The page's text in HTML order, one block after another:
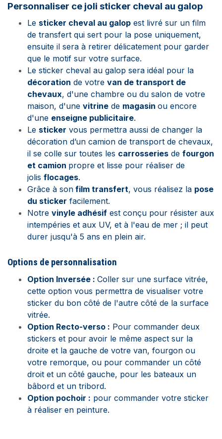
Personnaliser ce joli sticker cheval au galop
Le sticker cheval au galop est livré sur un film
de transfert qui sert pour la pose uniquement,
ensuite il sera à retirer délicatement pour garder
que le motif sur votre surface.
Le sticker cheval au galop sera idéal pour la
décoration de votre van de transport de
chevaux, d'une chambre ou du salon de votre
maison, d'une vitrine de magasin ou encore
d'une enseigne publicitaire.
Le sticker vous permettra aussi de changer la
décoration d’un camion de transport de chevaux,
il se colle sur toutes les carrosseries de fourgon
et camion propre et lisse pour réaliser de
jolis flocages.
Grâce à son film transfert, vous réalisez la pose
du sticker facilement.
Notre vinyle adhésif est conçu pour résister aux
intempéries et aux UV, et à l'eau de mer ; il peut
durer jusqu'à 5 ans en plein air.
Options de personnalisation
Option Inversée : Coller sur une surface vitrée,
cette option vous permettra de visualiser votre
sticker du bon côté de l'autre côté de la surface
vitrée.
Option Recto-verso : Pour commander deux
stickers et pour avoir le même aspect sur la
droite et la gauche de votre van, fourgon ou
votre remorque, ou pour commander un côté
droit et un côté gauche, pour les bateaux un
bâbord et un tribord.
Option pochoir : pour commander votre sticker
à réaliser en peinture.